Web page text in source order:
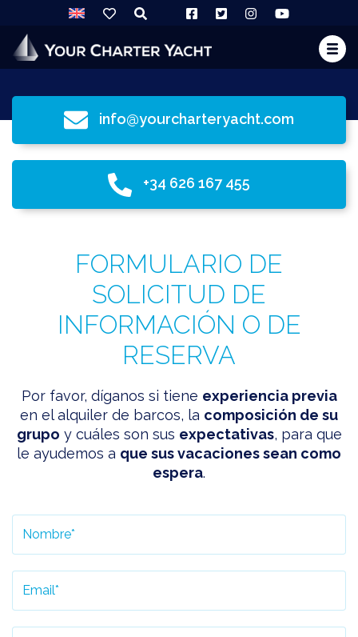
info@yourcharteryacht.com
+34 626 167 455
FORMULARIO DE
SOLICITUD DE
INFORMACIÓN O DE
RESERVA
Por favor, díganos si tiene experiencia previa
en el alquiler de barcos, la composición de su
grupo y cuáles son sus expectativas, para que
le ayudemos a que sus vacaciones sean como
espera.